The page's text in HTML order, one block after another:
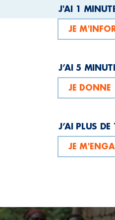
J'AI 1
JE
J’AI 5
JE DONNE
J’AI PLUS DE
JE